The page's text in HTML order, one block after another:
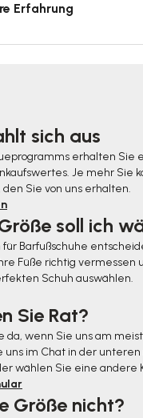
Erfahrung
sich aus
erhalten Sie
Je mehr Sie
den Sie von uns erhalten.
soll ich
für Barfußschuhe
Füße richtig vermessen
Schuh auswählen.
Sie Rat?
da, wenn Sie uns am
uns im Chat in der
wählen Sie eine andere
Größe nicht?